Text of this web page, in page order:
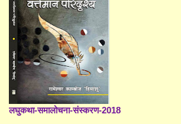
लघुकथा-समालोचना-संस्करण-2018